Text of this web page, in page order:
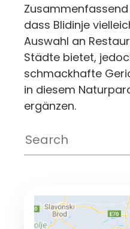
dass Blidinje
Auswahl an
Städte bietet,
schmackhafte
in diesem
ergänzen.